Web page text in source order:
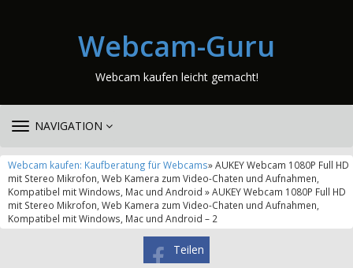
Webcam-Guru
Webcam kaufen leicht gemacht!
TOGGLE
NAVIGATION
Webcam kaufen: Kaufberatung für Webcams» AUKEY Webcam 1080P Full HD
mit Stereo Mikrofon, Web Kamera zum Video-Chaten und Aufnahmen,
Kompatibel mit Windows, Mac und Android » AUKEY Webcam 1080P Full HD
mit Stereo Mikrofon, Web Kamera zum Video-Chaten und Aufnahmen,
Kompatibel mit Windows, Mac und Android – 2
Teilen